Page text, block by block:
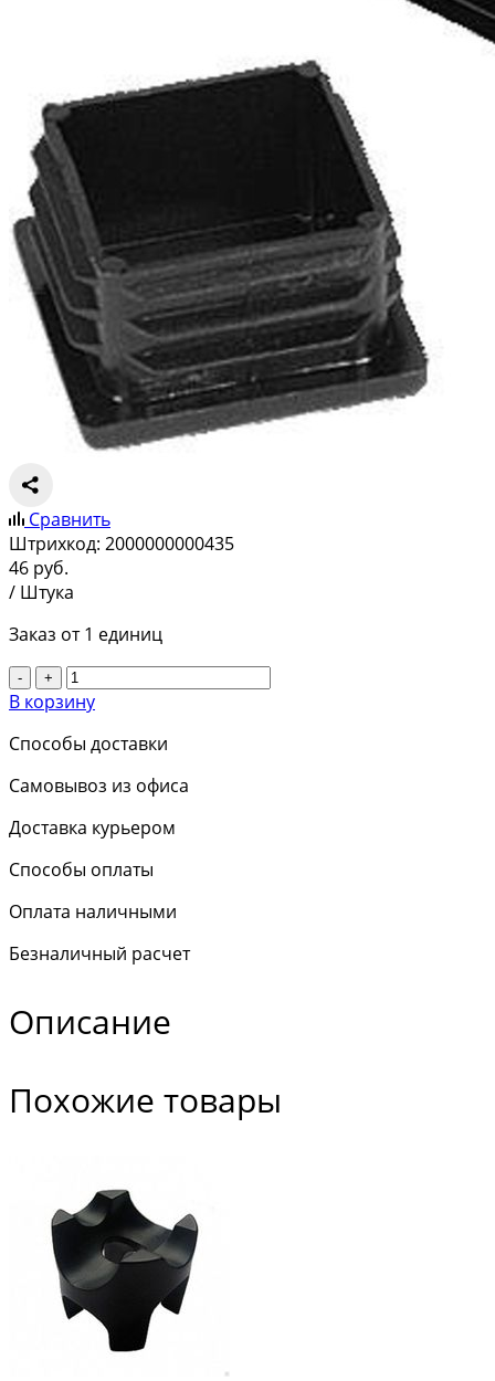
Сравнить
Штрихкод: 2000000000435
46 руб.
/ Штука
Заказ от 1 единиц
- +
В корзину
Способы доставки
Самовывоз из офиса
Доставка курьером
Способы оплаты
Оплата наличными
Безналичный расчет
Описание
Похожие товары